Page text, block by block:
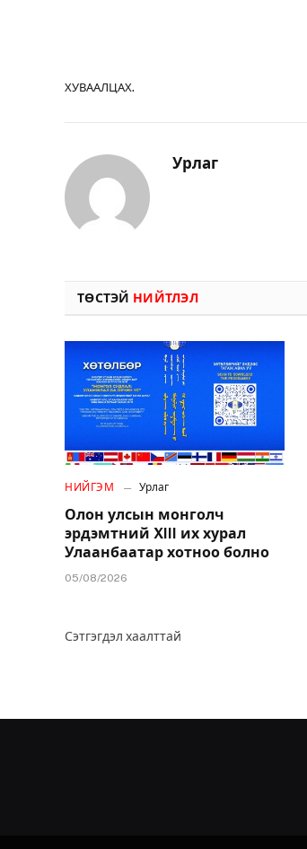
ХУВААЛЦАХ.
Урлаг
ТӨСТЭЙ НИЙТЛЭЛ
НИЙГЭМ Урлаг
Олон улсын монголч
эрдэмтний XIII их хурал
Улаанбаатар хотноо болно
05/08/2026
Сэтгэгдэл хаалттай